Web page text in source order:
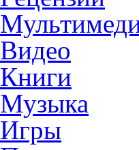
Видео
Книги
Музыка
Игры